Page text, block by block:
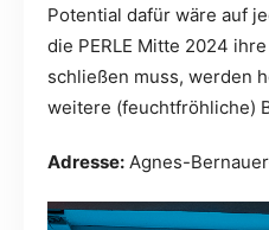
Potential dafür wäre auf
die PERLE Mitte 2024
schließen muss, werden
weitere (feuchtfröhliche)
Adresse: Agnes-